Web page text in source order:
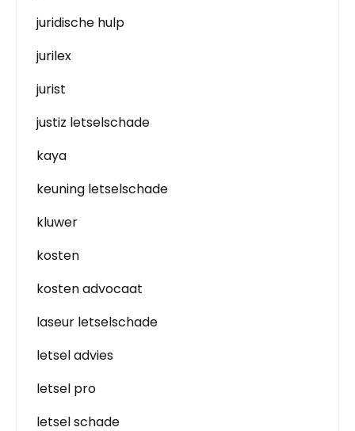
juridische hulp
jurilex
jurist
justiz letselschade
kaya
keuning letselschade
kluwer
kosten
kosten advocaat
laseur letselschade
letsel advies
letsel pro
letsel schade